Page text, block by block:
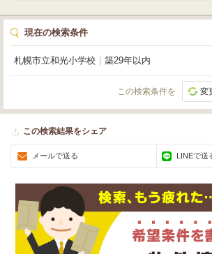
借りた場合（概算） ⇒月々１０１，２５９円
現在の検索条件
札幌市立和光小学校 築29年以内
この検索条件を 変
この検索結果をシェア
メールで送る LINEで送